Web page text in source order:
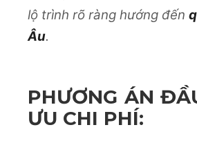
lộ trình rõ ràng hướng đến
Âu.
PHƯƠNG ÁN
ƯU CHI PHÍ: